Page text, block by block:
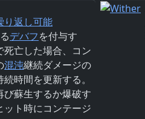
り返し可能
デバフを付与す
死亡した場合、コン
混沌継続ダメージの
時間を更新する。
び蘇生するか爆破す
ット時にコンテージ